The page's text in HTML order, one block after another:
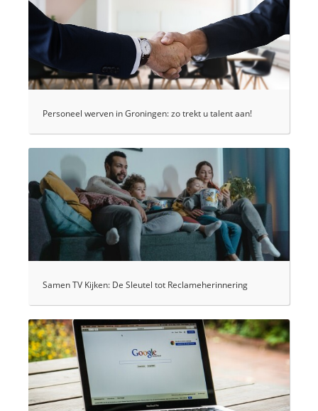
Personeel werven in Groningen: zo trekt u talent aan!
Samen TV Kijken: De Sleutel tot Reclameherinnering